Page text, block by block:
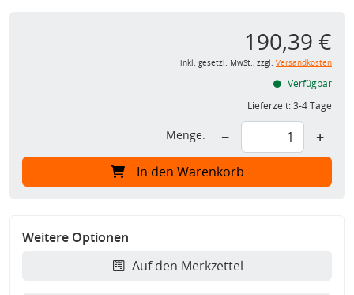
190,39 €
inkl. gesetzl. MwSt., zzgl. Versandkosten
Verfügbar
Lieferzeit:3-4 Tage
Menge: − +
In den Warenkorb
Weitere Optionen
Auf den Merkzettel